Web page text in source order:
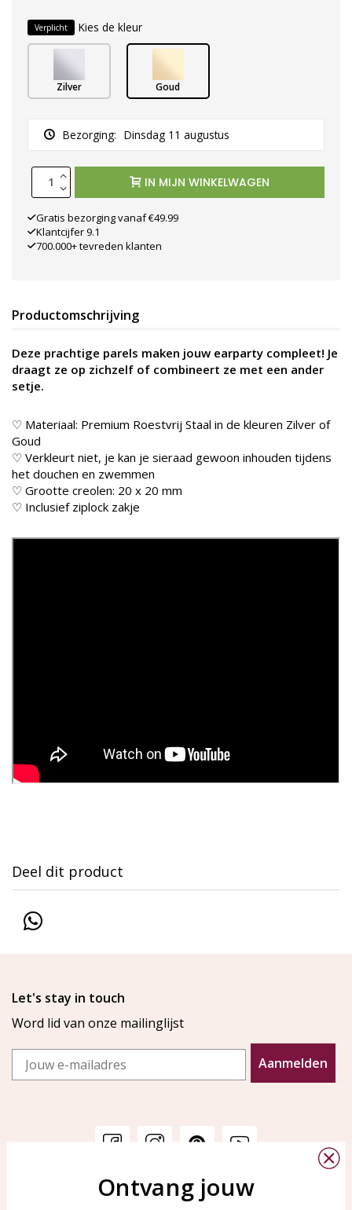
Verplicht Kies de kleur
Zilver Goud
Bezorging: Dinsdag 11 augustus
IN MIJN WINKELWAGEN
Gratis bezorging vanaf €49.99
Klantcijfer 9.1
700.000+ tevreden klanten
Productomschrijving
Deze prachtige parels maken jouw earparty compleet! Je
draagt ze op zichzelf of combineert ze met een ander
setje.
♡ Materiaal: Premium Roestvrij Staal in de kleuren Zilver of
Goud
♡ Verkleurt niet, je kan je sieraad gewoon inhouden tijdens
het douchen en zwemmen
♡ Grootte creolen: 20 x 20 mm
♡ Inclusief ziplock zakje
Deel dit product
Let's stay in touch
Word lid van onze mailinglijst
Email
Aanmelden
KAYA Sieraden
Ontvang jouw